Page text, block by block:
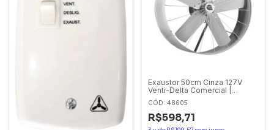
Exaustor 50cm Cinza 127V
Venti-Delta Comercial |
Eletriza
CÓD: 48605
R$598,71